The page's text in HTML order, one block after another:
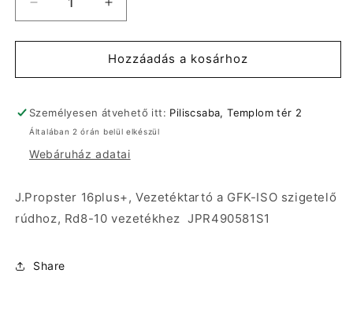
J.Propster
16plus+,
Vezetéktartó
GFK-
szigetelő
rúdhoz,
10
JPR490581S1
mennyiségének
csökkentése
J.Propster
16plus+,
Vezetéktartó
a
GFK-
szigetelő
rúdhoz,
10
JPR490581S1
mennyiségének
növelése
Hozzáadás a kosárhoz
Személyesen átvehető itt: Piliscsaba, Templom tér 2
Általában 2 órán belül elkészül
Webáruház adatai
J.Propster 16plus+, Vezetéktartó a GFK-ISO szigetelő
rúdhoz, Rd8-10 vezetékhez JPR490581S1
Share